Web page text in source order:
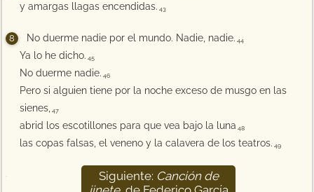
y amargas llagas encendidas. 43
No duerme nadie por el mundo. Nadie, nadie. 44
Ya lo he dicho. 45
No duerme nadie. 46
Pero si alguien tiene por la noche exceso de musgo en las
sienes, 47
abrid los escotillones para que vea bajo la luna 48
las copas falsas, el veneno y la calavera de los teatros. 49
Siguiente: Canción de